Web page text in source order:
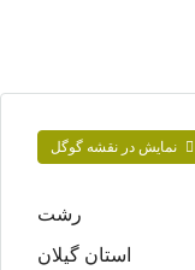
نمایش در نقشه گوگل
رشت
استان گیلان